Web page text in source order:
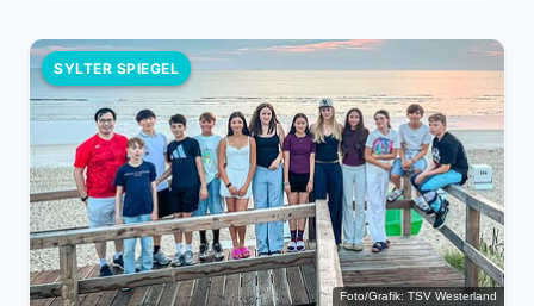
SYLTER SPIEGEL
Foto/Grafik: TSV Westerland